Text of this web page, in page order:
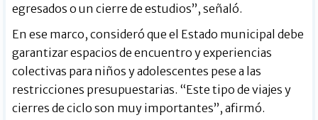
egresados o un cierre de estudios”, señaló.
En ese marco, consideró que el Estado municipal debe
garantizar espacios de encuentro y experiencias
colectivas para niños y adolescentes pese a las
restricciones presupuestarias. “Este tipo de viajes y
cierres de ciclo son muy importantes”, afirmó.